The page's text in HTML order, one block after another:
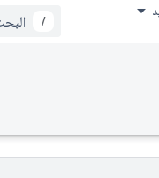
/